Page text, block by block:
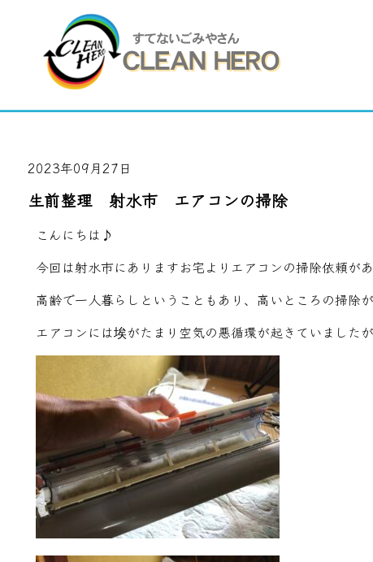
2023年09月27日
生前整理 射水市 エアコンの掃除
こんにちは♪
今回は射水市にありますお宅よりエアコンの掃除依頼が
高齢で一人暮らしということもあり、高いところの掃除
エアコンには埃がたまり空気の悪循環が起きていました